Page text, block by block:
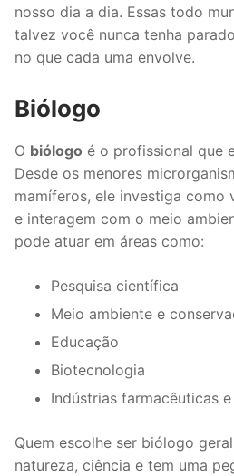
nosso dia a dia. Essas todo
talvez você nunca tenha
no que cada uma envolve.
Biólogo
O biólogo é o profissional que
Desde os menores
mamíferos, ele investiga como
e interagem com o meio
pode atuar em áreas como:
Pesquisa científica
Meio ambiente e
Educação
Biotecnologia
Indústrias farmacêuticas
Quem escolhe ser biólogo
natureza, ciência e tem uma